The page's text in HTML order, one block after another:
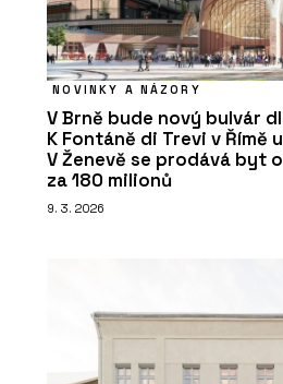
NOVINKY A NÁZORY
V Brně bude nový bulvár
K Fontáně di Trevi v Římě
V Ženevě se prodává byt
za 180 milionů
9. 3. 2026